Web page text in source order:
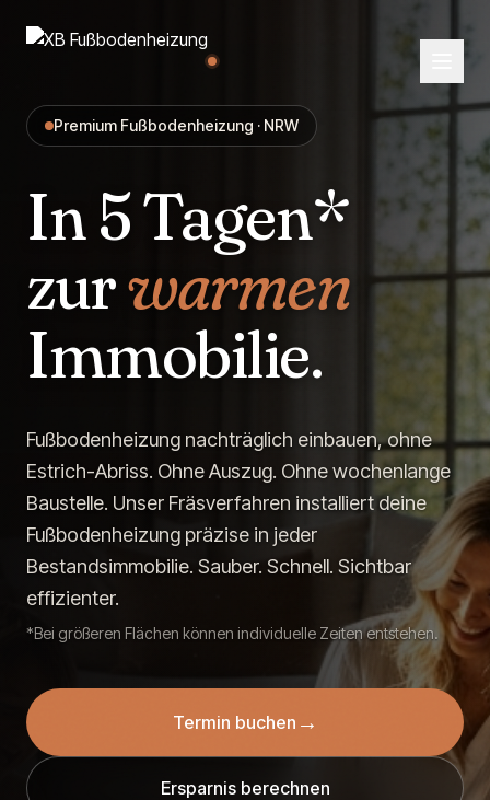
Premium Fußbodenheizung · NRW
In 5 Tagen*
zurwarmen
Immobilie.
Fußbodenheizung nachträglich einbauen, ohne
Estrich-Abriss. Ohne Auszug. Ohne wochenlange
Baustelle. Unser Fräsverfahren installiert deine
Fußbodenheizung präzise in jeder
Bestandsimmobilie. Sauber. Schnell. Sichtbar
effizienter.
*Bei größeren Flächen können individuelle Zeiten entstehen.
Termin buchen →
Ersparnis berechnen